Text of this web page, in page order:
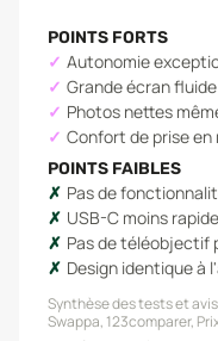
POINTS FORTS
Autonomie
Grande écran
Photos nettes
Confort de prise en
POINTS FAIBLES
Pas de
USB-C moins
Pas de téléobjectif
Design identique à
Synthèse des tests et
Swappa, 123comparer,